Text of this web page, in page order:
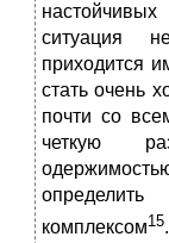
ситуация
приходится
стать очень
почти со
четкую
определить
комплексом15.